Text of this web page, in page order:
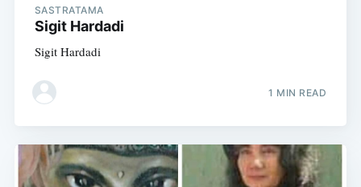
SASTRATAMA
Sigit Hardadi
Sigit Hardadi
1 MIN READ